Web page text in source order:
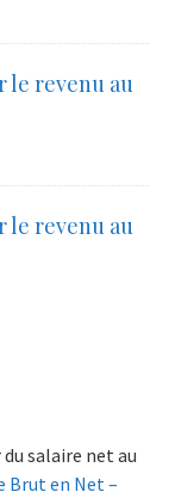
le revenu au
le revenu au
salaire net au
Brut en Net –